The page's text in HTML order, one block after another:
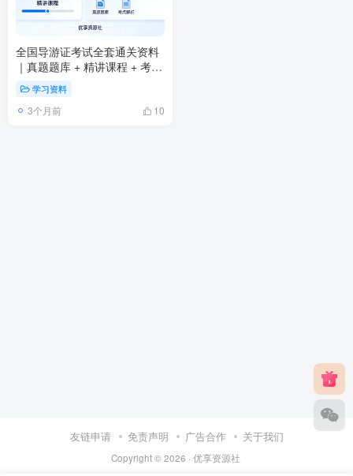
全国导游证考试全套通关资料
｜真题题库 + 精讲课程 + 考点
学习资料
3个月前 10
友链申请 免责声明 广告合作 关于我们
Copyright © 2026 · 优享资源社